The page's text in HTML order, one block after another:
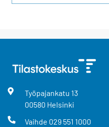
Työpajankatu 13
00580 Helsinki
Vaihde 029 551 1000